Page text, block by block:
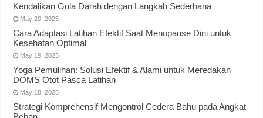
Kendalikan Gula Darah dengan Langkah Sederhana
May 20, 2025
Cara Adaptasi Latihan Efektif Saat Menopause Dini untuk
Kesehatan Optimal
May 19, 2025
Yoga Pemulihan: Solusi Efektif & Alami untuk Meredakan
DOMS Otot Pasca Latihan
May 18, 2025
Strategi Komprehensif Mengontrol Cedera Bahu pada Angkat